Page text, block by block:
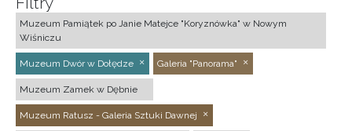
Muzeum Pamiątek po Janie Matejce "Koryznówka" w Nowym
Wiśniczu
Muzeum Dwór w Dołędze Galeria "Panorama"
Muzeum Zamek w Dębnie
Muzeum Ratusz - Galeria Sztuki Dawnej